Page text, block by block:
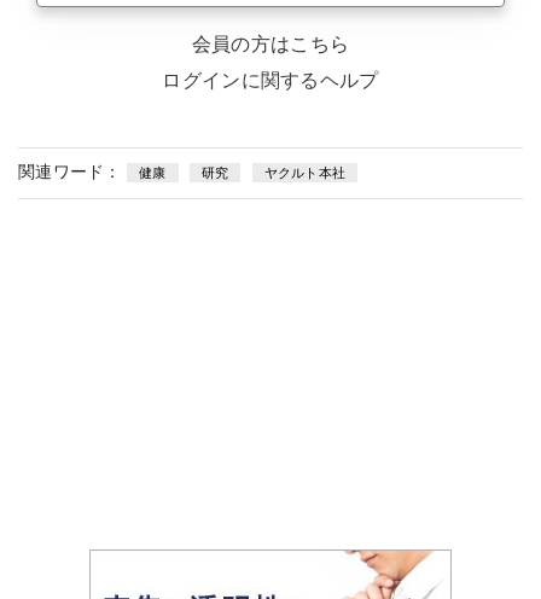
会員の方はこちら
ログインに関するヘルプ
関連ワード： 健康 研究 ヤクルト本社